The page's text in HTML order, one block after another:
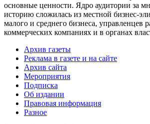
основные ценности. Ядро аудитории за
историю сложилась из местной бизнес-
малого и среднего бизнеса, управленцев
коммерческих компаниях и в органах
Архив газеты
Реклама в газете и на сайте
Архив сайта
Мероприятия
Подписка
Об издании
Правовая информация
Разное